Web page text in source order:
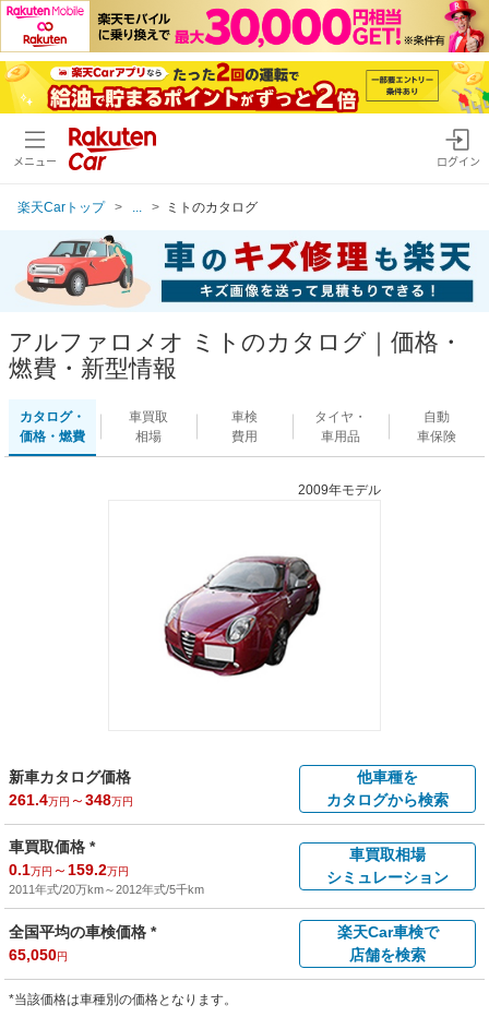
メニュー ログイン
楽天Carトップ ミトのカタログ
アルファロメオ ミトのカタログ｜価格・
燃費・新型情報
カタログ・
価格・燃費
車買取
相場
車検
費用
タイヤ・
車用品
自動
車保険
2009年モデル
新車カタログ価格
261.4万円 ～348万円
他車種を
カタログから検索
車買取価格 *
0.1万円 ～ 159.2万円
2011年式/20万km～2012年式/5千km
車買取相場
シミュレーション
全国平均の車検価格 *
65,050円
楽天Car車検で
店舗を検索
*当該価格は車種別の価格となります。